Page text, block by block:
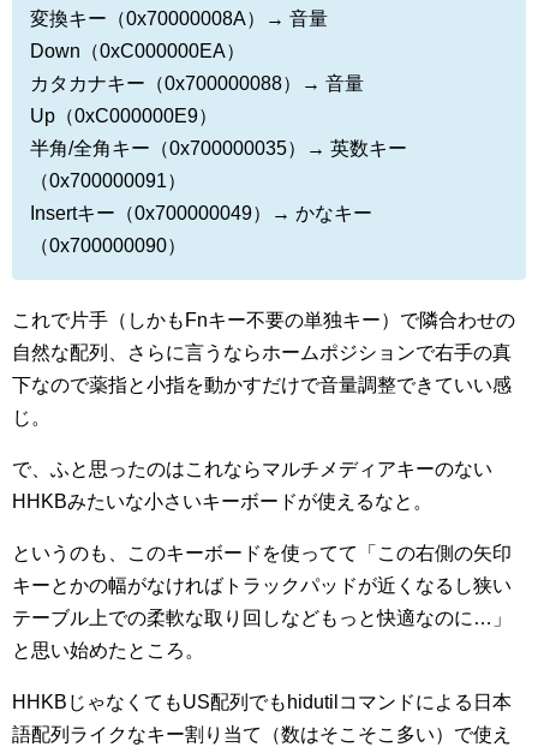
変換キー（0x70000008A）→ 音量
Down（0xC000000EA）
カタカナキー（0x700000088）→ 音量
Up（0xC000000E9）
半角/全角キー（0x700000035）→ 英数キー
（0x700000091）
Insertキー（0x700000049）→ かなキー
（0x700000090）
これで片手（しかもFnキー不要の単独キー）で隣合わせの
自然な配列、さらに言うならホームポジションで右手の真
下なので薬指と小指を動かすだけで音量調整できていい感
じ。
で、ふと思ったのはこれならマルチメディアキーのない
HHKBみたいな小さいキーボードが使えるなと。
というのも、このキーボードを使ってて「この右側の矢印
キーとかの幅がなければトラックパッドが近くなるし狭い
テーブル上での柔軟な取り回しなどもっと快適なのに…」
と思い始めたところ。
HHKBじゃなくてもUS配列でもhidutilコマンドによる日本
語配列ライクなキー割り当て（数はそこそこ多い）で使え